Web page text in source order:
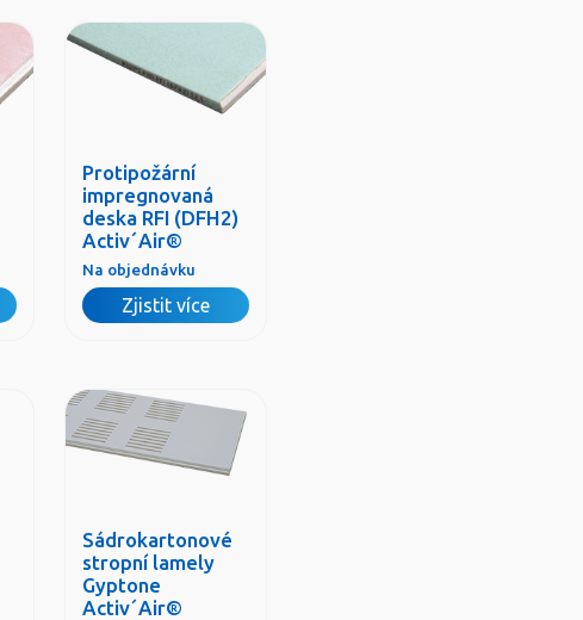
Protipožární
impregnovaná
deska RFI (DFH2)
Activ´Air®
Na objednávku
Zjistit více
Sádrokartonové
stropní lamely
Gyptone
Activ´Air®